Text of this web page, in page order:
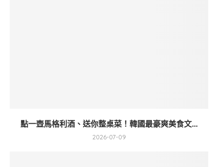
點一壺馬格利酒、送你整桌菜！韓國最豪爽美食文...
2026-07-09